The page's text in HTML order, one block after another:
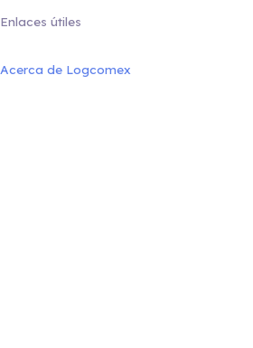
Enlaces útiles
Acerca de Logcomex